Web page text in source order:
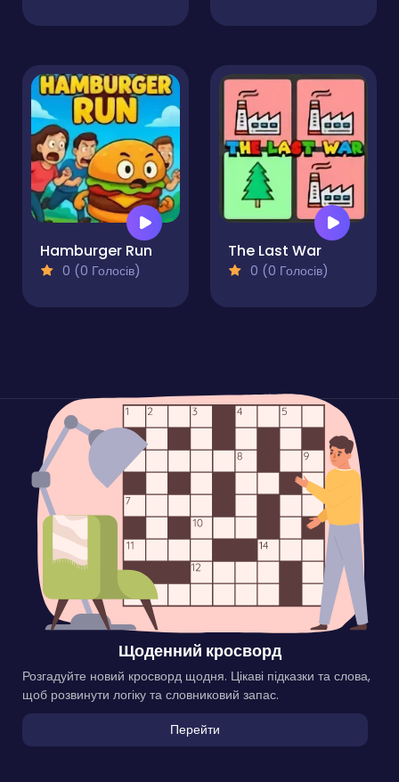
Hamburger Run
0 (0 Голосів)
The Last War
0 (0 Голосів)
Щоденний кросворд
Розгадуйте новий кросворд щодня. Цікаві підказки та слова,
щоб розвинути логіку та словниковий запас.
Перейти